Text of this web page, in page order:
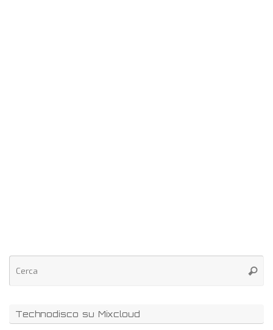
Technodisco su Mixcloud